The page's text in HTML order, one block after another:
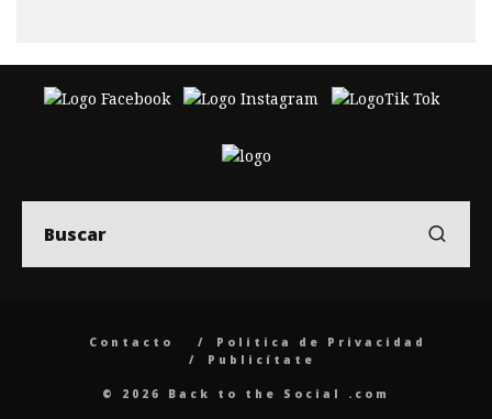
Contacto
Politica de Privacidad
Publicítate
© 2026 Back to the Social .com